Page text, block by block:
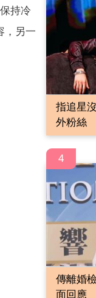
持冷
，另一
指追星
外粉絲
4
傳離婚
面回應